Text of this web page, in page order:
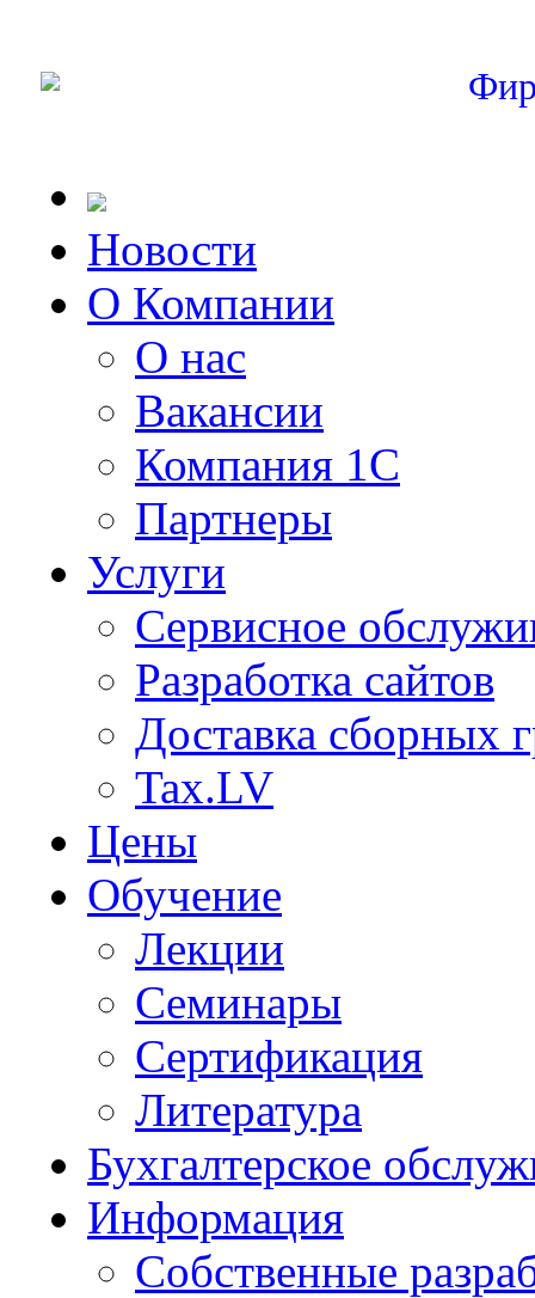
Новости
О Компании
О нас
Вакансии
Компания 1С
Партнеры
Услуги
Сервисное
Разработка сайтов
Доставка сборных
Tax.LV
Цены
Обучение
Лекции
Семинары
Сертификация
Литература
Бухгалтерское
Информация
Собственные